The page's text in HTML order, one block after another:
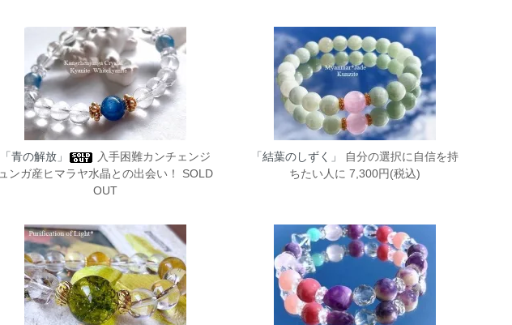
「青の解放」
入手困難カンチェンジ
ュンガ産ヒマラヤ水晶との出会い！ SOLD
OUT
「結葉のしずく」
自分の選択に自信を持
ちたい人に 7,300円(税込)